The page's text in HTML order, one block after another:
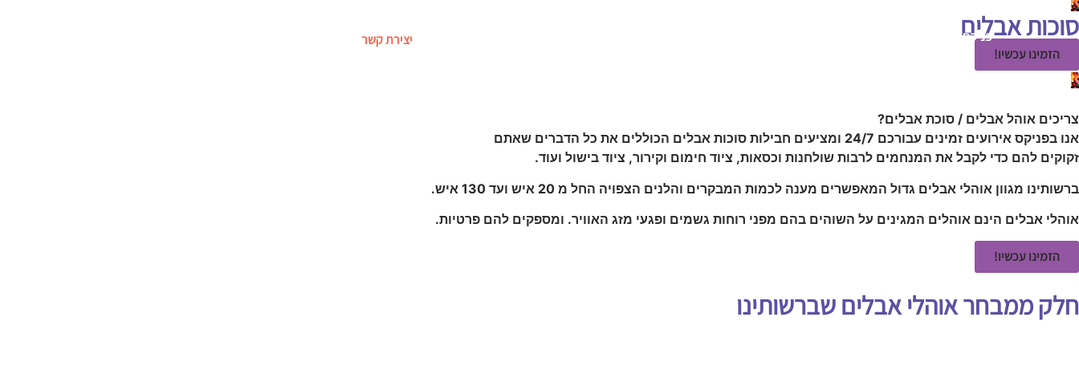
פניקס אירועים יצירת קשר סוכות אבלים
הזמינו עכשיו!
צריכים אוהל אבלים / סוכת אבלים?
אנו בפניקס אירועים זמינים עבורכם 24/7 ומציעים חבילות סוכות אבלים הכוללים את כל הדברים שאתם
זקוקים להם כדי לקבל את המנחמים לרבות שולחנות וכסאות, ציוד חימום וקירור, ציוד בישול ועוד.
ברשותינו מגוון אוהלי אבלים גדול המאפשרים מענה לכמות המבקרים והלנים הצפויה החל מ 20 איש ועד 130 איש.
אוהלי אבלים הינם אוהלים המגינים על השוהים בהם מפני רוחות גשמים ופגעי מזג האוויר. ומספקים להם פרטיות.
הזמינו עכשיו!
חלק ממבחר אוהלי אבלים שברשותינו